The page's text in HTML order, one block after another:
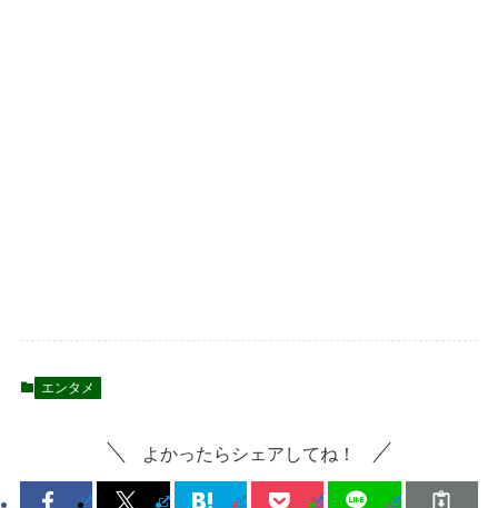
エンタメ
よかったらシェアしてね！